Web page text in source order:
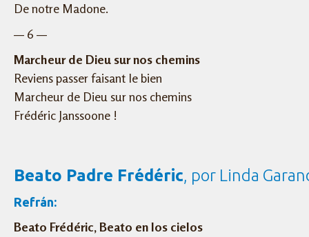
De notre Madone.
— 6 —
Marcheur de Dieu sur nos chemins
Reviens passer faisant le bien
Marcheur de Dieu sur nos chemins
Frédéric Janssoone !
Beato Padre Frédéric, por Linda
Refrán:
Beato Frédéric, Beato en los cielos